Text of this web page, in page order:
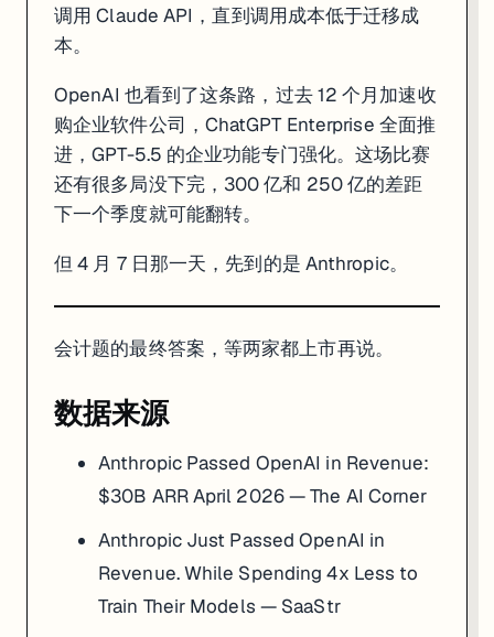
调用 Claude API，直到调用成本低于迁移成
本。
OpenAI 也看到了这条路，过去 12 个月加速收
购企业软件公司，ChatGPT Enterprise 全面推
进，GPT-5.5 的企业功能专门强化。这场比赛
还有很多局没下完，300 亿和 250 亿的差距
下一个季度就可能翻转。
但 4 月 7 日那一天，先到的是 Anthropic。
会计题的最终答案，等两家都上市再说。
数据来源
Anthropic Passed OpenAI in Revenue:
$30B ARR April 2026 — The AI Corner
Anthropic Just Passed OpenAI in
Revenue. While Spending 4x Less to
Train Their Models — SaaStr